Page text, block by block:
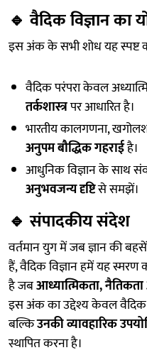
🔹वैदिक विज्ञान का
इस अंक के सभी शोध यह स्पष्ट
वैदिक परंपरा केवल
तर्कशास्त्रपर आधारित है।
भारतीय कालगणना,
अनुपम बौद्धिक गहराईहै।
आधुनिक विज्ञान के साथ
अनुभवजन्य दृष्टिसे समझें।
🔹संपादकीय संदेश
वर्तमान युग में जब ज्ञान की
हैं, वैदिक विज्ञान हमें यह स्मरण
है जबआध्यात्मिकता,
इस अंक का उद्देश्य केवल वैदिक
बल्किउनकी व्यावहारिक
स्थापित करना है।